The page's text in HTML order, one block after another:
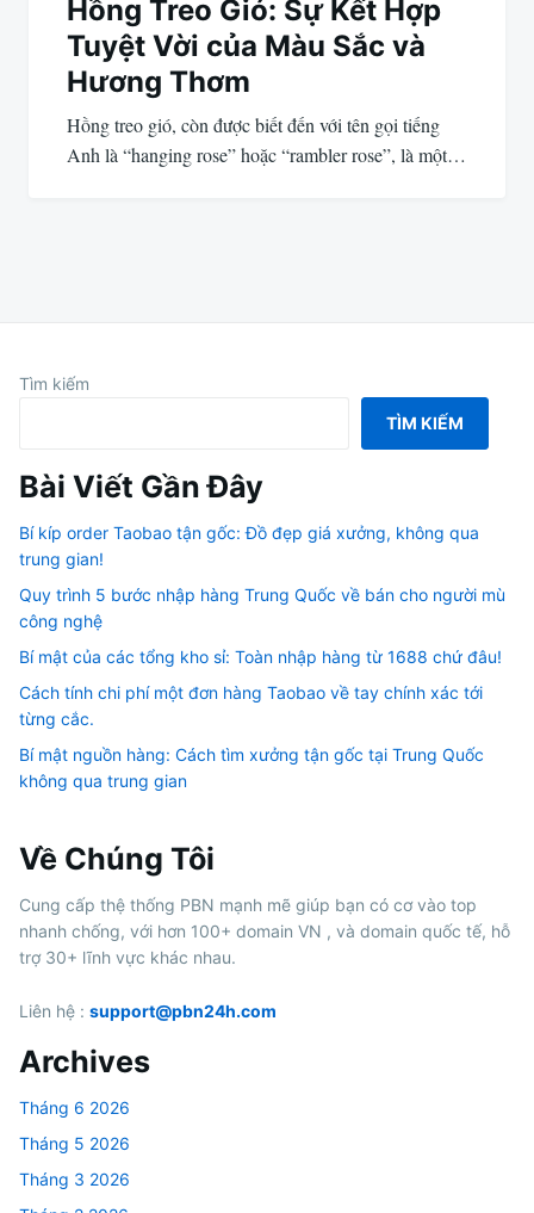
Hồng Treo Gió: Sự Kết Hợp
Tuyệt Vời của Màu Sắc và
Hương Thơm
Hồng treo gió, còn được biết đến với tên gọi tiếng
Anh là “hanging rose” hoặc “rambler rose”, là một…
Tìm kiếm
TÌM KIẾM
Bài Viết Gần Đây
Bí kíp order Taobao tận gốc: Đồ đẹp giá xưởng, không qua
trung gian!
Quy trình 5 bước nhập hàng Trung Quốc về bán cho người mù
công nghệ
Bí mật của các tổng kho sỉ: Toàn nhập hàng từ 1688 chứ đâu!
Cách tính chi phí một đơn hàng Taobao về tay chính xác tới
từng cắc.
Bí mật nguồn hàng: Cách tìm xưởng tận gốc tại Trung Quốc
không qua trung gian
Về Chúng Tôi
Cung cấp thệ thống PBN mạnh mẽ giúp bạn có cơ vào top
nhanh chống, với hơn 100+ domain VN , và domain quốc tế, hỗ
trợ 30+ lĩnh vực khác nhau.
Liên hệ : support@pbn24h.com
Archives
Tháng 6 2026
Tháng 5 2026
Tháng 3 2026